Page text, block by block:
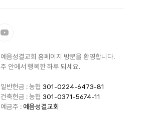
예음성결교회 홈페이지 방문을 환영합니다.
주 안에서 행복한 하루 되세요.
일반헌금 : 농협301-0224-6473-81
건축헌금 : 농협301-0371-5674-11
예금주 : 예음성결교회